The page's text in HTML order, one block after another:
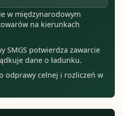
w międzynarodowym
na kierunkach
SMGS potwierdza zawarcie
dane o ładunku.
odprawy celnej i rozliczeń w